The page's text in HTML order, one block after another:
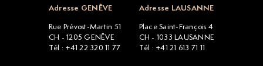
Adresse GENÈVE
Rue Prévost-Martin 51
CH - 1205 GENÈVE
Tél : +41 22 320 11 77
Adresse LAUSANNE
Place Saint-François 4
CH - 1033 LAUSANNE
Tél : +41 21 613 71 11